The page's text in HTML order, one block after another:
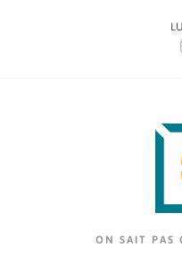
ON SAIT PAS